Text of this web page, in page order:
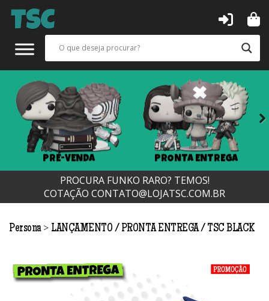
PRÉ-VENDA PRONTA ENTREGA
PROCURA FUNKO RARO? TEMOS!
COTAÇÃO CONTATO@LOJATSC.COM.BR
Persona > LANÇAMENTO PRONTA ENTREGA TSC BLACK